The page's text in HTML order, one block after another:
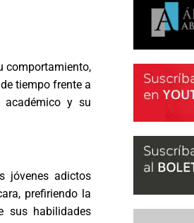
comportamiento,
tiempo frente a
académico y su
jóvenes adictos
prefiriendo la
sus habilidades